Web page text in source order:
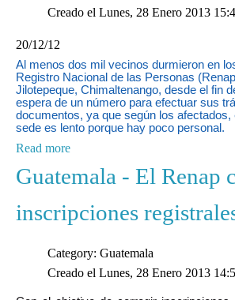
Creado el Lunes, 28 Enero 2013
20/12/12
Al menos dos mil vecinos durmieron en
Registro Nacional de las Personas
Jilotepeque, Chimaltenango, desde el fin
espera de un número para efectuar sus
documentos, ya que según los
sede es lento porque hay poco personal.
Read more
Guatemala - El Renap
inscripciones
Category: Guatemala
Creado el Lunes, 28 Enero 2013